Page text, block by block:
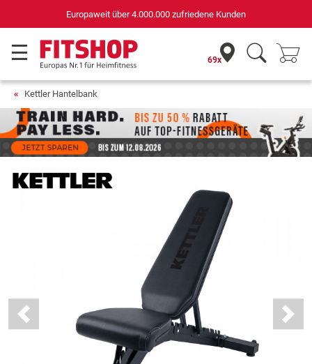
für Sportgeräte (n-tv+DISQ 2016-2024)
69x
Kettler Hantelbank
Previous Next